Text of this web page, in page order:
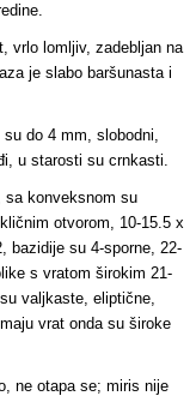
vrlo lomljiv, zadebljan na
je slabo baršunasta i
do 4 mm, slobodni,
u starosti su crnkasti.
sa konveksnom su
otvorom, 10-15.5 x
bazidije su 4-sporne, 22-
s vratom širokim 21-
valjkaste, eliptične,
vrat onda su široke
ne otapa se; miris nije